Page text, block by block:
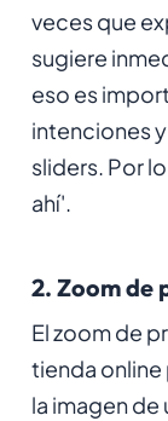
veces que
sugiere
eso es
intenciones
sliders. Por
ahí'.
2. Zoom de
El zoom de
tienda online
la imagen